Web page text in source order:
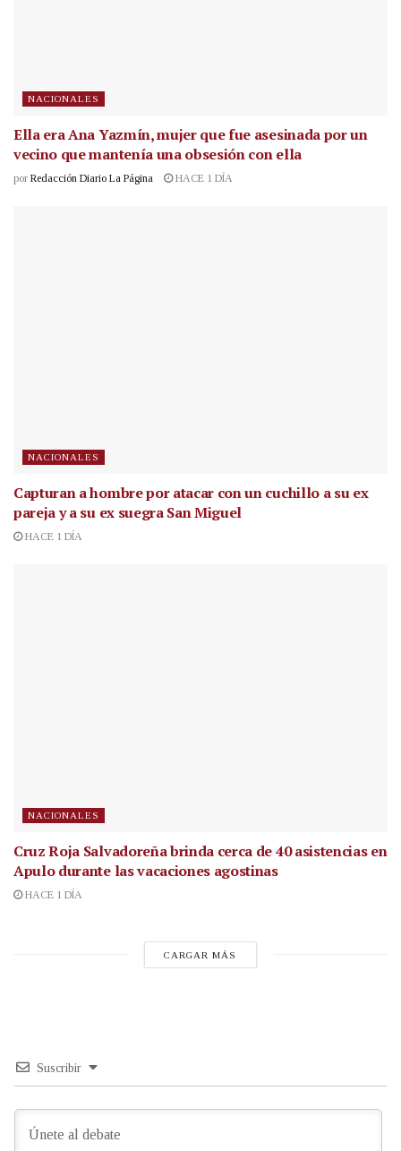
NACIONALES
Ella era Ana Yazmín, mujer que fue asesinada por un
vecino que mantenía una obsesión con ella
por Redacción Diario La Página HACE 1 DÍA
NACIONALES
Capturan a hombre por atacar con un cuchillo a su ex
pareja y a su ex suegra San Miguel
HACE 1 DÍA
NACIONALES
Cruz Roja Salvadoreña brinda cerca de 40 asistencias en
Apulo durante las vacaciones agostinas
HACE 1 DÍA
CARGAR MÁS
Suscribir